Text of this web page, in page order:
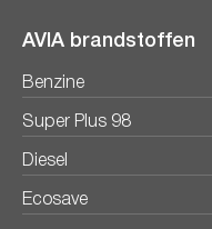
AVIA brandstoffen
Benzine
Super Plus 98
Diesel
Ecosave